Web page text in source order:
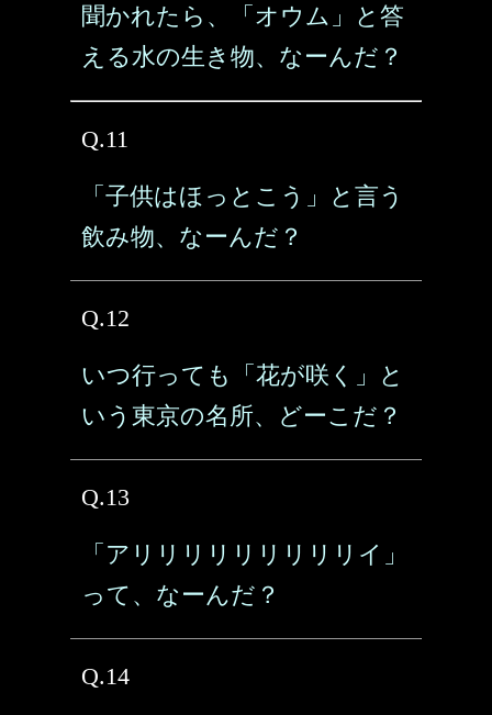
聞かれたら、「オウム」と答
える水の生き物、なーんだ？
Q.11
「子供はほっとこう」と言う
飲み物、なーんだ？
Q.12
いつ行っても「花が咲く」と
いう東京の名所、どーこだ？
Q.13
「アリリリリリリリリリイ」
って、なーんだ？
Q.14